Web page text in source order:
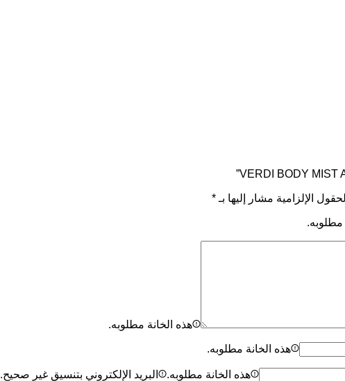
الحقول الإلزامية مشار إليها بـ *
مطلوبه.
هذه الخانة مطلوبه.
هذه الخانة مطلوبه.
هذه الخانة مطلوبه. البريد الإلكتروني بتنسيق غير صحيح.